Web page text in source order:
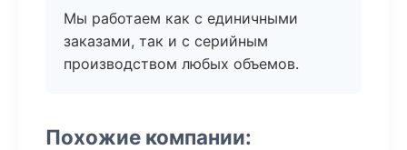
Мы работаем как с единичными
заказами, так и с серийным
производством любых объемов.
Похожие компании: